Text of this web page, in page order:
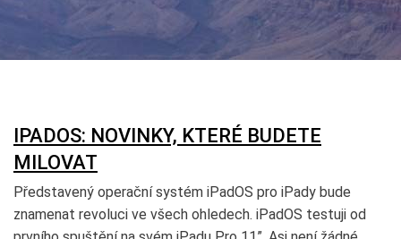
IPADOS: NOVINKY, KTERÉ BUDETE
MILOVAT
Představený operační systém iPadOS pro iPady bude
znamenat revoluci ve všech ohledech. iPadOS testuji od